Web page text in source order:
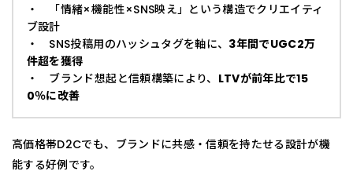
・ 「情緒×機能性×SNS映え」という構造でクリエイティ
ブ設計
・ SNS投稿用のハッシュタグを軸に、 3年間でUGC2万
件超を獲得
・ ブランド想起と信頼構築により、 LTVが前年比で15
0％に改善
高価格帯D2Cでも、ブランドに共感・信頼を持たせる設計が機
能する好例です。